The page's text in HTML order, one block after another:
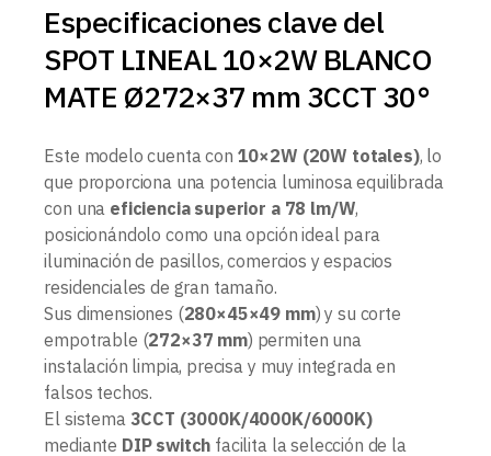
Especificaciones clave del
SPOT LINEAL 10×2W BLANCO
MATE Ø272×37 mm 3CCT 30°
Este modelo cuenta con 10×2W (20W totales), lo
que proporciona una potencia luminosa equilibrada
con una eficiencia superior a 78 lm/W,
posicionándolo como una opción ideal para
iluminación de pasillos, comercios y espacios
residenciales de gran tamaño.
Sus dimensiones (280×45×49 mm) y su corte
empotrable (272×37 mm) permiten una
instalación limpia, precisa y muy integrada en
falsos techos.
El sistema 3CCT (3000K/4000K/6000K)
mediante DIP switch facilita la selección de la